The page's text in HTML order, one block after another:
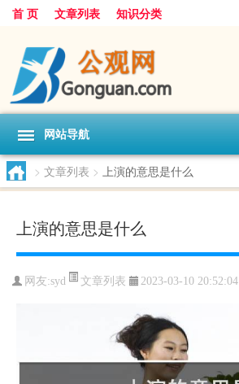
首 页 文章列表 知识分类
网站导航
> 文章列表 > 上演的意思是什么
上演的意思是什么
网友:syd 文章列表 2023-03-10 20:52:04